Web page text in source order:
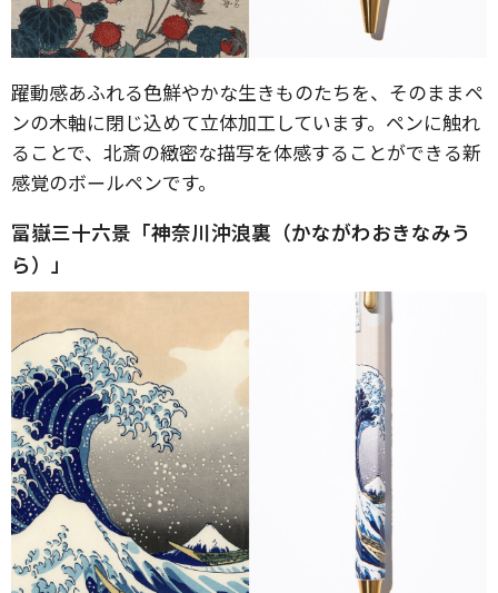
躍動感あふれる色鮮やかな生きものたちを、そのままペ
ンの木軸に閉じ込めて立体加工しています。ペンに触れ
ることで、北斎の緻密な描写を体感することができる新
感覚のボールペンです。
冨嶽三十六景「神奈川沖浪裏（かながわおきなみう
ら）」